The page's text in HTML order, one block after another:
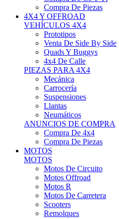
Compra De Piezas
4X4 Y OFFROAD
VEHÍCULOS 4X4
Prototipos
Venta De Side By Side
Quads Y Buggys
4x4 De Calle
PIEZAS PARA 4X4
Mecánica
Carrocería
Suspensiones
Llantas
Neumáticos
ANUNCIOS DE COMPRA
Compra De 4x4
Compra De Piezas
MOTOS
MOTOS
Motos De Circuito
Motos Offroad
Motos R
Motos De Carretera
Scooters
Remolques